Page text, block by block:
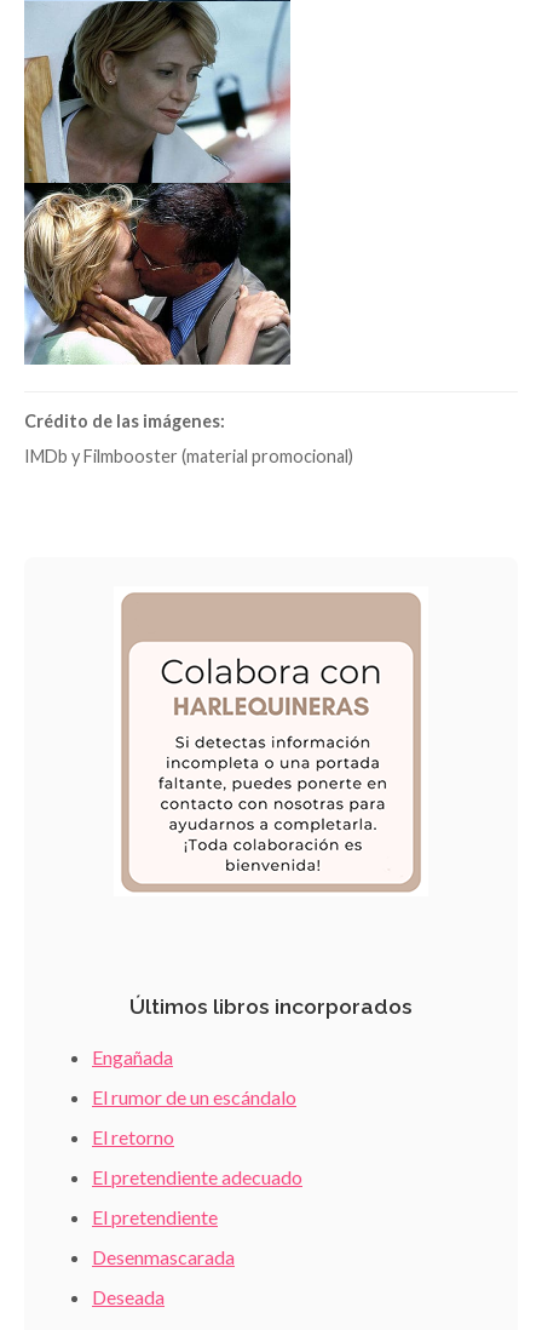
Crédito de las imágenes:
IMDb y Filmbooster (material promocional)
Últimos libros incorporados
Engañada
El rumor de un escándalo
El retorno
El pretendiente adecuado
El pretendiente
Desenmascarada
Deseada